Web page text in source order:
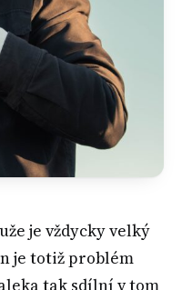
je vždycky velký
je totiž problém
tak sdílní v tom